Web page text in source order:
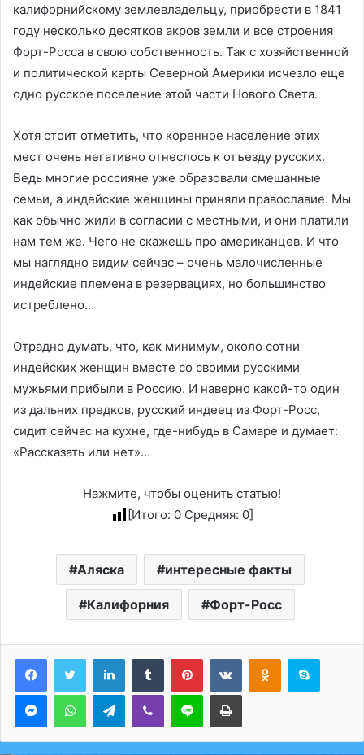
калифорнийскому землевладельцу, приобрести в 1841
году несколько десятков акров земли и все строения
Форт-Росса в свою собственность. Так с хозяйственной
и политической карты Северной Америки исчезло еще
одно русское поселение этой части Нового Света.
Хотя стоит отметить, что коренное население этих
мест очень негативно отнеслось к отъезду русских.
Ведь многие россияне уже образовали смешанные
семьи, а индейские женщины приняли православие. Мы
как обычно жили в согласии с местными, и они платили
нам тем же. Чего не скажешь про американцев. И что
мы наглядно видим сейчас – очень малочисленные
индейские племена в резервациях, но большинство
истреблено…
Отрадно думать, что, как минимум, около сотни
индейских женщин вместе со своими русскими
мужьями прибыли в Россию. И наверно какой-то один
из дальних предков, русский индеец из Форт-Росс,
сидит сейчас на кухне, где-нибудь в Самаре и думает:
«Рассказать или нет»…
Нажмите, чтобы оценить статью!
[Итого: 0Средняя: 0]
Аляска интересные факты
Калифорния Форт-Росс
LinkedInTumblr PinterestВконтактеОдноклассники
Skype
MessengerWhatsAppTelegramViber Line Печатать